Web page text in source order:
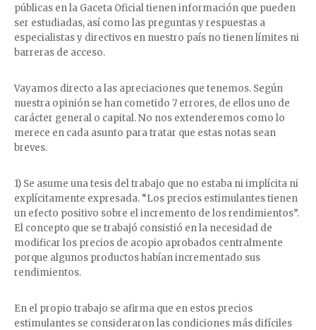
públicas en la Gaceta Oficial tienen información que pueden
ser estudiadas, así como las preguntas y respuestas a
especialistas y directivos en nuestro país no tienen límites ni
barreras de acceso.
Vayamos directo a las apreciaciones que tenemos. Según
nuestra opinión se han cometido 7 errores, de ellos uno de
carácter general o capital. No nos extenderemos como lo
merece en cada asunto para tratar que estas notas sean
breves.
1) Se asume una tesis del trabajo que no estaba ni implícita ni
explícitamente expresada. “Los precios estimulantes tienen
un efecto positivo sobre el incremento de los rendimientos”.
El concepto que se trabajó consistió en la necesidad de
modificar los precios de acopio aprobados centralmente
porque algunos productos habían incrementado sus
rendimientos.
En el propio trabajo se afirma que en estos precios
estimulantes se consideraron las condiciones más difíciles